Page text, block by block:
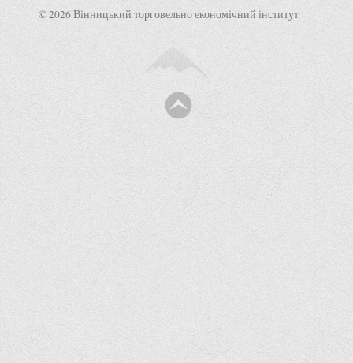
© 2026 Вінницький торговельно економічний інститут